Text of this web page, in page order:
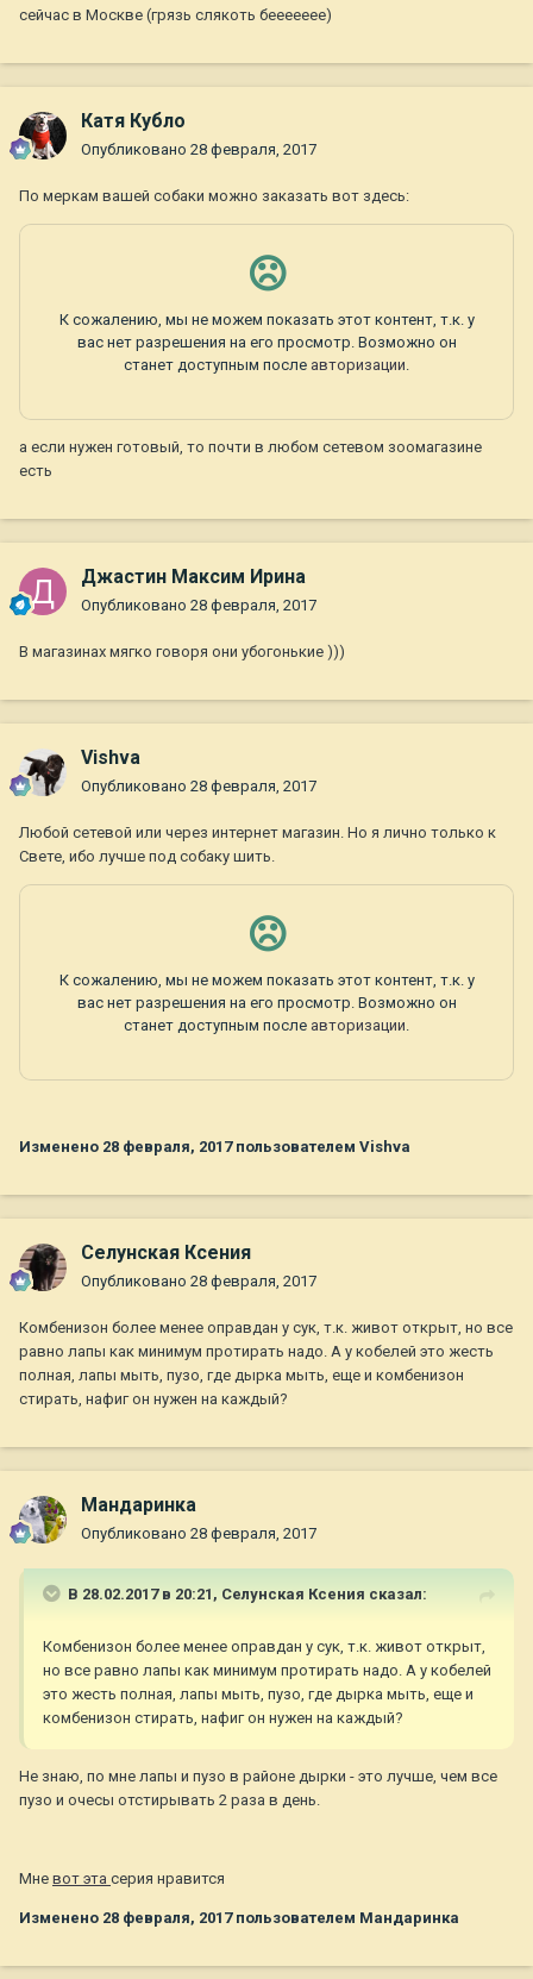
сейчас в Москве (грязь слякоть беееееее)
Катя Кубло
Опубликовано 28 февраля, 2017
По меркам вашей собаки можно заказать вот здесь:
а если нужен готовый, то почти в любом сетевом зоомагазине
есть
Джастин Максим Ирина
Опубликовано 28 февраля, 2017
В магазинах мягко говоря они убогонькие )))
Vishva
Опубликовано 28 февраля, 2017
Любой сетевой или через интернет магазин. Но я лично только к
Свете, ибо лучше под собаку шить.
Изменено 28 февраля, 2017пользователем Vishva
Селунская Ксения
Опубликовано 28 февраля, 2017
Комбенизон более менее оправдан у сук, т.к. живот открыт, но все
равно лапы как минимум протирать надо. А у кобелей это жесть
полная, лапы мыть, пузо, где дырка мыть, еще и комбенизон
стирать, нафиг он нужен на каждый?
Мандаринка
Опубликовано 28 февраля, 2017
В 28.02.2017 в 20:21, Селунская Ксения сказал:
Комбенизон более менее оправдан у сук, т.к. живот открыт,
но все равно лапы как минимум протирать надо. А у кобелей
это жесть полная, лапы мыть, пузо, где дырка мыть, еще и
комбенизон стирать, нафиг он нужен на каждый?
Не знаю, по мне лапы и пузо в районе дырки - это лучше, чем все
пузо и очесы отстирывать 2 раза в день.
Мне вот эта серия нравится
Изменено 28 февраля, 2017пользователем Мандаринка